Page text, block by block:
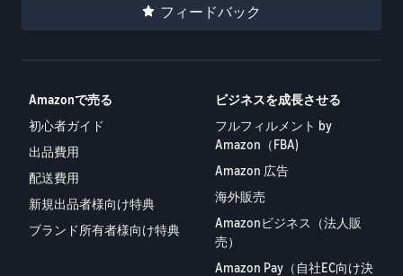
フィードバック
Amazonで売る
初心者ガイド
出品費用
配送費用
新規出品者様向け特典
ブランド所有者様向け特典
ビジネスを成長させる
フルフィルメント by
Amazon（FBA)
Amazon 広告
海外販売
Amazonビジネス（法人販
売）
Amazon Pay（自社EC向け決